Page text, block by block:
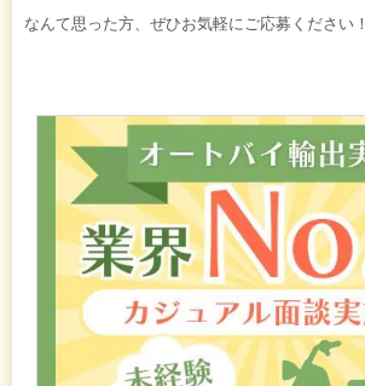
なんて思った方、ぜひお気軽にご応募ください！